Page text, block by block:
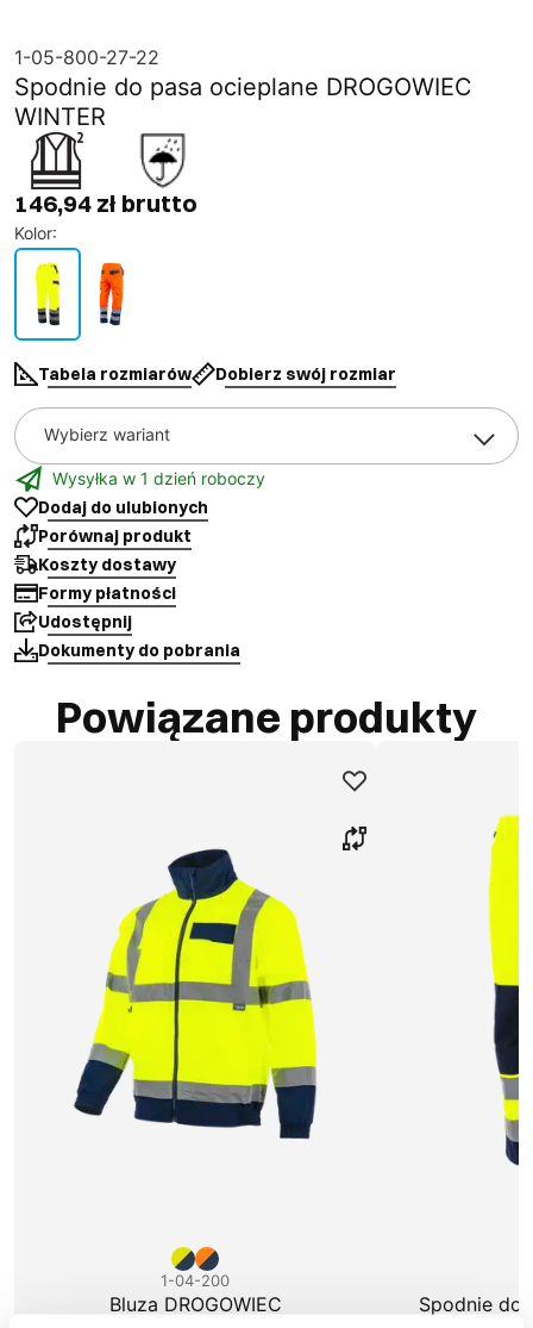
1-05-800-27-22
Spodnie do pasa ocieplane DROGOWIEC
WINTER
146,94 zł brutto
Kolor:
Tabela rozmiarów Dobierz swój rozmiar
Wybierz wariant
Wysyłka w 1 dzień roboczy
Dodaj do ulubionych
Porównaj produkt
Koszty dostawy
Formy płatności
Udostępnij
Dokumenty do pobrania
Powiązane produkty
1-04-200
Bluza DROGOWIEC Spodnie do